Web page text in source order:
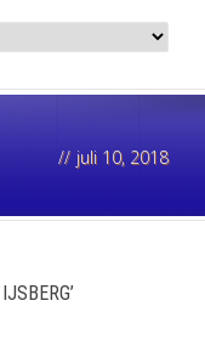
// juli 10, 2018